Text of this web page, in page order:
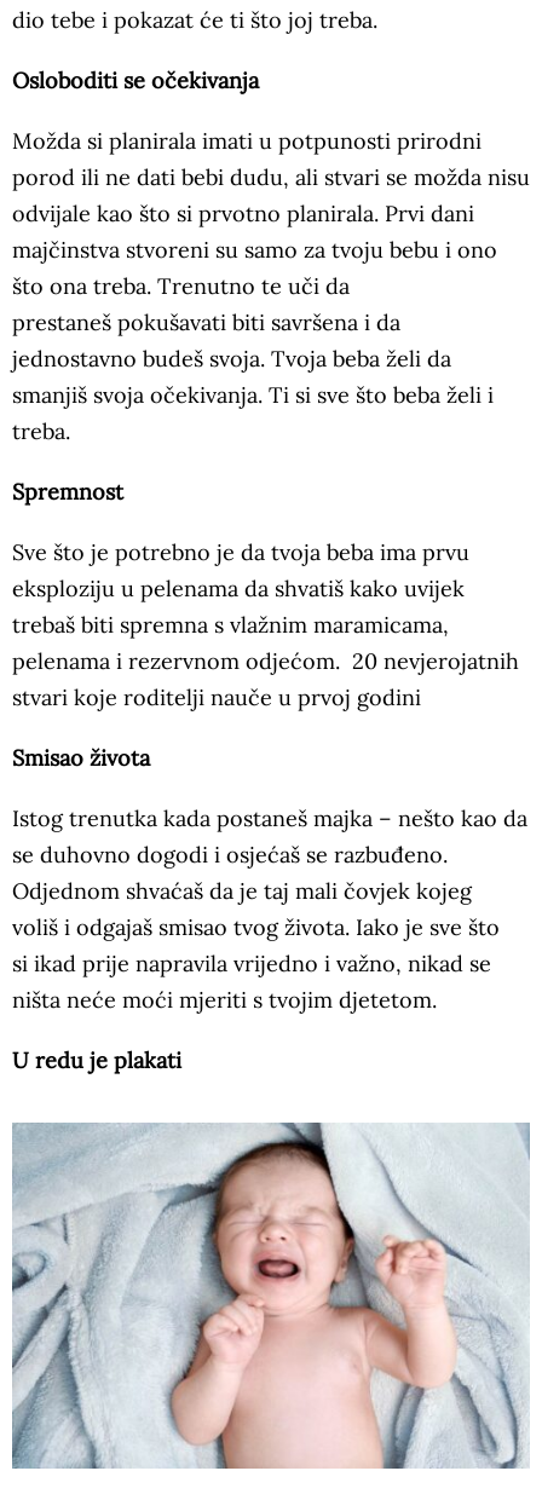
dio tebe i pokazat će ti što joj treba.
Osloboditi se očekivanja
Možda si planirala imati u potpunosti prirodni
porod ili ne dati bebi dudu, ali stvari se možda nisu
odvijale kao što si prvotno planirala. Prvi dani
majčinstva stvoreni su samo za tvoju bebu i ono
što ona treba. Trenutno te uči da
prestaneš pokušavati biti savršena i da
jednostavno budeš svoja. Tvoja beba želi da
smanjiš svoja očekivanja. Ti si sve što beba želi i
treba.
Spremnost
Sve što je potrebno je da tvoja beba ima prvu
eksploziju u pelenama da shvatiš kako uvijek
trebaš biti spremna s vlažnim maramicama,
pelenama i rezervnom odjećom. 20 nevjerojatnih
stvari koje roditelji nauče u prvoj godini
Smisao života
Istog trenutka kada postaneš majka – nešto kao da
se duhovno dogodi i osjećaš se razbuđeno.
Odjednom shvaćaš da je taj mali čovjek kojeg
voliš i odgajaš smisao tvog života. Iako je sve što
si ikad prije napravila vrijedno i važno, nikad se
ništa neće moći mjeriti s tvojim djetetom.
U redu je plakati